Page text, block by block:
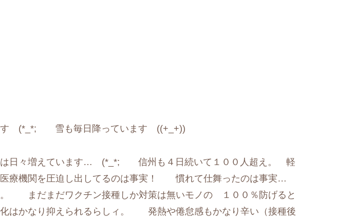
す (*_*; 雪も毎日降っています ((+_+))
は日々増えています… (*_*; 信州も４日続いて１００人超え。 軽
医療機関を圧迫し出してるのは事実！ 慣れて仕舞ったのは事実…
まだまだワクチン接種しか対策は無いモノの １００％防げると
はかなり抑えられるらしィ。 発熱や倦怠感もかなり辛い（接種後